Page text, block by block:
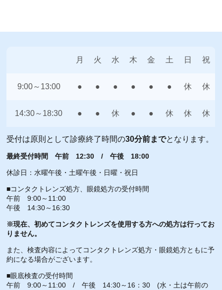
月 火 水 木 金 土 日 祝
9:00～13:00 ● ● ● ● ● ● 休 休
14:30～18:30 ● ● 休 ● ● 休 休 休
受付は原則として診療終了時間の30分前までとなります。
最終受付時間 午前 12:30 / 午後 18:00
休診日：水曜午後・土曜午後・日曜・祝日
■コンタクトレンズ処方、眼鏡処方の受付時間
午前 9:00～11:00
午後 14:30～16:30
※現在、初めてコンタクトレンズを使用する方への処方は行ってお
りません。
また、検査内容によってコンタクトレンズ処方・眼鏡処方ともに予
約になる場合がございます。
■眼底検査の受付時間
午前 9:00～11:00 / 午後 14:30～16：30 (水・土は午前の